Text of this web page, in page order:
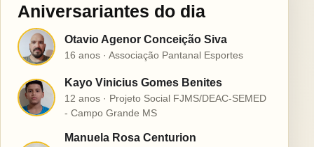
Aniversariantes do dia
O Otavio Agenor Conceição Siva
16 anos · Associação Pantanal Esportes
K
Kayo Vinicius Gomes Benites
12 anos · Projeto Social FJMS/DEAC-SEMED
- Campo Grande MS
Manuela Rosa Centurion